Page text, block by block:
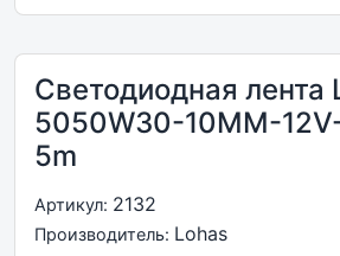
Светодиодная лента
5050W30-10MM-
5m
Артикул: 2132
Производитель: Lohas